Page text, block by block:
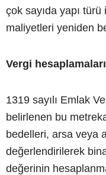
çok sayıda yapı
maliyetleri yeniden
Vergi
1319 sayılı Emlak
belirlenen bu
bedelleri, arsa veya
değerlendirilerek
değerinin